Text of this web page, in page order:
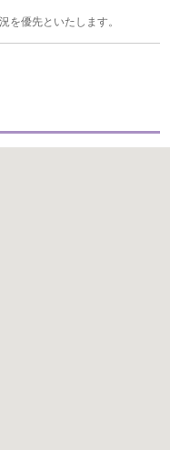
を優先といたします。